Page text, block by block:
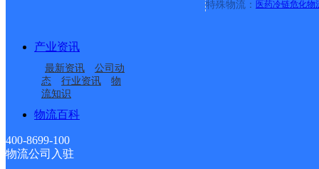
特殊物流： 医药冷链危化物
产业资讯
最新资讯
公司动
态
行业资讯
物
流知识
物流百科
400-8699-100
物流公司入驻
湖南永顺公司
湘西永顺县营业部
青坪邮政所
砂坝邮政支局
长官邮政支局